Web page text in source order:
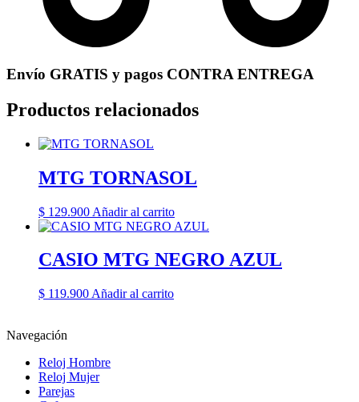
Envío GRATIS y pagos CONTRA ENTREGA
Productos relacionados
MTG TORNASOL
$ 129.900 Añadir al carrito
CASIO MTG NEGRO AZUL
$ 119.900 Añadir al carrito
Navegación
Reloj Hombre
Reloj Mujer
Parejas